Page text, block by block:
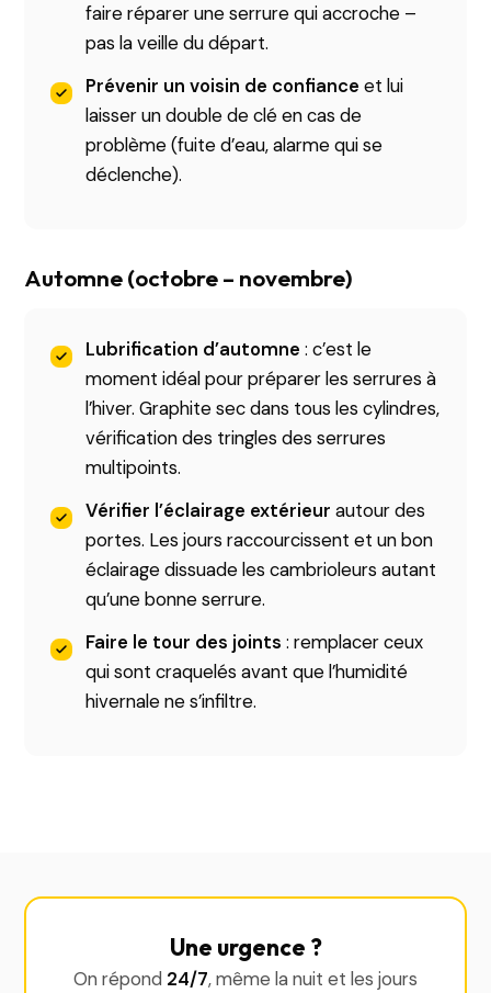
faire réparer une serrure qui accroche –
pas la veille du départ.
Prévenir un voisin de confiance et lui
laisser un double de clé en cas de
problème (fuite d’eau, alarme qui se
déclenche).
Automne (octobre – novembre)
Lubrification d’automne : c’est le
moment idéal pour préparer les serrures à
l’hiver. Graphite sec dans tous les cylindres,
vérification des tringles des serrures
multipoints.
Vérifier l’éclairage extérieur autour des
portes. Les jours raccourcissent et un bon
éclairage dissuade les cambrioleurs autant
qu’une bonne serrure.
Faire le tour des joints : remplacer ceux
qui sont craquelés avant que l’humidité
hivernale ne s’infiltre.
Une urgence ?
On répond 24/7, même la nuit et les jours